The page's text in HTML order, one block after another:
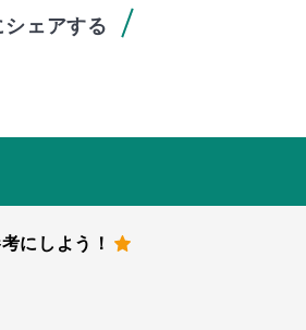
ェアする
にしよう！